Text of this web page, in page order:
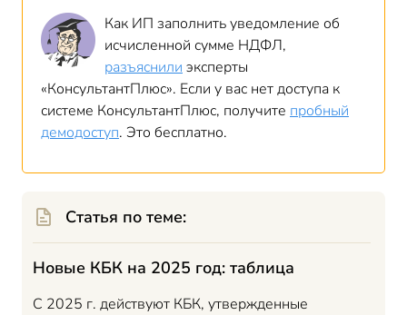
Как ИП заполнить уведомление об
исчисленной сумме НДФЛ,
разъяснили эксперты
«КонсультантПлюс». Если у вас нет доступа к
системе КонсультантПлюс, получите пробный
демодоступ. Это бесплатно.
Статья по теме:
Новые КБК на 2025 год: таблица
С 2025 г. действуют КБК, утвержденные